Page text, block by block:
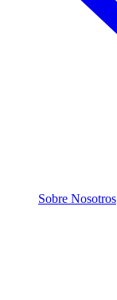
Sobre Nosotros